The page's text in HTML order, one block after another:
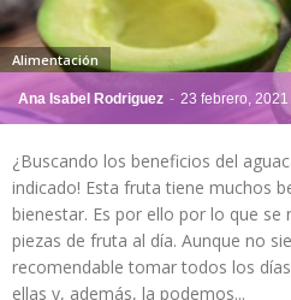
Ana Isabel Rodriguez - 23 febrero, 2021
Alimentación
¿Buscando los beneficios del
indicado! Esta fruta tiene muchos
bienestar. Es por ello por lo que
piezas de fruta al día. Aunque no
recomendable tomar todos los
ellas y, además, la podemos...